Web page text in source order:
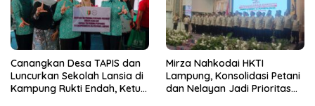
Canangkan Desa TAPIS dan
Luncurkan Sekolah Lansia di
Kampung Rukti Endah, Ketua
Mirza Nahkodai HKTI
Lampung, Konsolidasi Petani
dan Nelayan Jadi Prioritas